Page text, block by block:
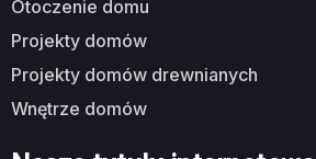
otoczenie domu
projekty domów
projekty domów drewnianych
wnętrze domów